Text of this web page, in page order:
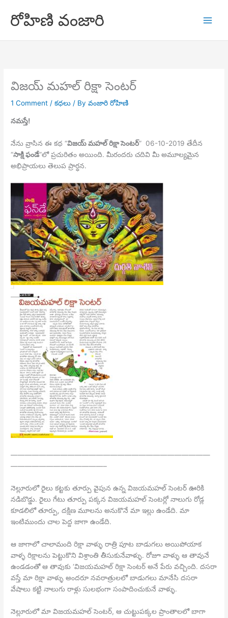
content
రోహిణి వంజారి
విజయ్ మహల్ రిక్షా సెంటర్
1 Comment /కధలు / Byవంజారి రోహిణి
నమస్తే!
నేను వ్రాసిన ఈ కథ “విజయ్ మహల్ రిక్షా సెంటర్” 06-10-2019 తేదీన
“సాక్షి ఫండే”లో ప్రచురితం అయింది. మీరందరు చదివి మీ అమూల్యమైన
అభిప్రాయలు తెలుప ప్రార్ధన.
————————————————————————————
—————————————–
నెల్లూరులో రైలు కట్టకు తూర్పు వైపున ఉన్న విజయమహల్ సెంటర్ ఊరికి
నడిబొడ్డు. రైలు గేటు తూర్పు పక్కన విజయమహల్ సెంటర్లో నాలుగు రోడ్ల
కూడలిలో తూర్పు, దక్షిణ మూలను అనుకొనే మా ఇల్లు ఉండేది. మా
ఇంటిముందు చాల పెద్ద జాగా ఉండేది.
ఆ జాగాలో చాలామంది రిక్షా వాళ్ళు రాత్రి పూట బాడుగలు అయిపోయాక
వాళ్ళ రిక్షాలను పెట్టుకొని విశ్రాంతి తీసుకునేవాళ్ళు. రోజూ వాళ్ళు ఆ తావునే
ఉండడంతో ఆ తావుకు ‘విజయమహల్ రిక్షా సెంటర్ అనే పేరు వచ్చింది. దసరా
వస్తే మా రిక్షా వాళ్ళు అందరూ నవరాత్రులలో బాడుగలు మానేసి దసరా
వేషాలు కట్టి నాలుగు రాళ్లు సులభంగా సంపాదించుకునే వాళ్ళు.
నెల్లూరులో మా విజయమహల్ సెంటర్, ఆ చుట్టుపక్కల ప్రాంతాలలో బాగా